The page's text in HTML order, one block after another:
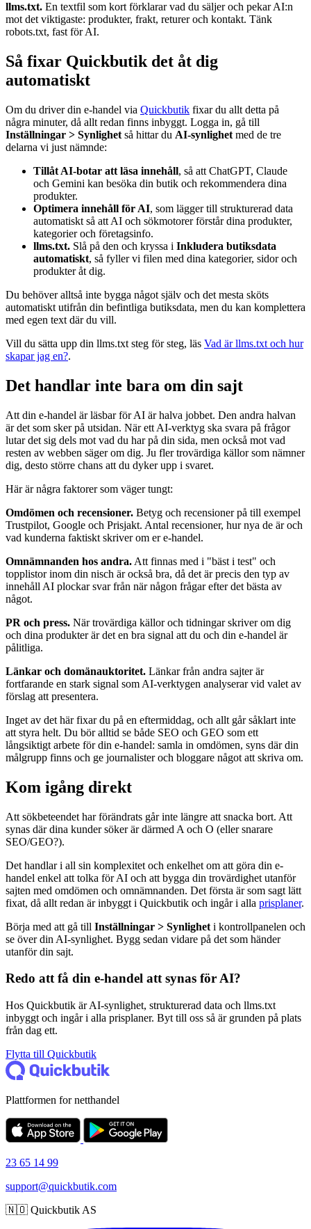
llms.txt. En textfil som kort förklarar vad du säljer och pekar AI:n
mot det viktigaste: produkter, frakt, returer och kontakt. Tänk
robots.txt, fast för AI.
Så fixar Quickbutik det åt dig
automatiskt
Om du driver din e-handel via Quickbutik fixar du allt detta på
några minuter, då allt redan finns inbyggt. Logga in, gå till
Inställningar > Synlighet så hittar du AI-synlighet med de tre
delarna vi just nämnde:
Tillåt AI-botar att läsa innehåll, så att ChatGPT, Claude
och Gemini kan besöka din butik och rekommendera dina
produkter.
Optimera innehåll för AI, som lägger till strukturerad data
automatiskt så att AI och sökmotorer förstår dina produkter,
kategorier och företagsinfo.
llms.txt. Slå på den och kryssa i Inkludera butiksdata
automatiskt, så fyller vi filen med dina kategorier, sidor och
produkter åt dig.
Du behöver alltså inte bygga något själv och det mesta sköts
automatiskt utifrån din befintliga butiksdata, men du kan komplettera
med egen text där du vill.
Vill du sätta upp din llms.txt steg för steg, läs Vad är llms.txt och hur
skapar jag en?.
Det handlar inte bara om din sajt
Att din e-handel är läsbar för AI är halva jobbet. Den andra halvan
är det som sker på utsidan. När ett AI-verktyg ska svara på frågor
lutar det sig dels mot vad du har på din sida, men också mot vad
resten av webben säger om dig. Ju fler trovärdiga källor som nämner
dig, desto större chans att du dyker upp i svaret.
Här är några faktorer som väger tungt:
Omdömen och recensioner. Betyg och recensioner på till exempel
Trustpilot, Google och Prisjakt. Antal recensioner, hur nya de är och
vad kunderna faktiskt skriver om er e-handel.
Omnämnanden hos andra. Att finnas med i "bäst i test" och
topplistor inom din nisch är också bra, då det är precis den typ av
innehåll AI plockar svar från när någon frågar efter det bästa av
något.
PR och press. När trovärdiga källor och tidningar skriver om dig
och dina produkter är det en bra signal att du och din e-handel är
pålitliga.
Länkar och domänauktoritet. Länkar från andra sajter är
fortfarande en stark signal som AI-verktygen analyserar vid valet av
förslag att presentera.
Inget av det här fixar du på en eftermiddag, och allt går såklart inte
att styra helt. Du bör alltid se både SEO och GEO som ett
långsiktigt arbete för din e-handel: samla in omdömen, syns där din
målgrupp finns och ge journalister och bloggare något att skriva om.
Kom igång direkt
Att sökbeteendet har förändrats går inte längre att snacka bort. Att
synas där dina kunder söker är därmed A och O (eller snarare
SEO/GEO?).
Det handlar i all sin komplexitet och enkelhet om att göra din e-
handel enkel att tolka för AI och att bygga din trovärdighet utanför
sajten med omdömen och omnämnanden. Det första är som sagt lätt
fixat, då allt redan är inbyggt i Quickbutik och ingår i alla prisplaner.
Börja med att gå till Inställningar > Synlighet i kontrollpanelen och
se över din AI-synlighet. Bygg sedan vidare på det som händer
utanför din sajt.
Redo att få din e-handel att synas för AI?
Hos Quickbutik är AI-synlighet, strukturerad data och llms.txt
inbyggt och ingår i alla prisplaner. Byt till oss så är grunden på plats
från dag ett.
Flytta till Quickbutik
Plattformen for netthandel
23 65 14 99
support@quickbutik.com
🇳🇴 Quickbutik AS